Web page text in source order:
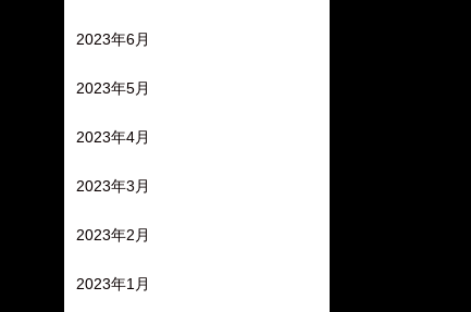
2023年6月
2023年5月
2023年4月
2023年3月
2023年2月
2023年1月